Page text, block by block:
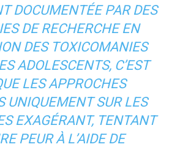
DOCUMENTÉE PAR DES
DE RECHERCHE EN
DES TOXICOMANIES
ADOLESCENTS, C’EST
LES APPROCHES
UNIQUEMENT SUR LES
EXAGÉRANT, TENTANT
PEUR À L’AIDE DE